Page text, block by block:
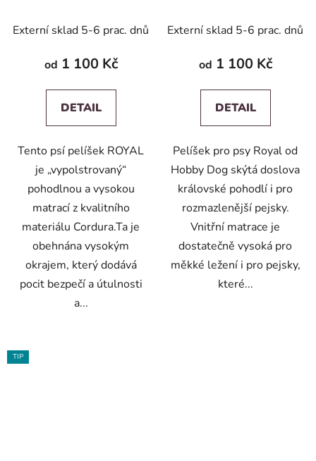
Externí sklad 5-6 prac. dnů
od 1 100 Kč
DETAIL
Tento psí pelíšek ROYAL
je „vypolstrovaný“
pohodlnou a vysokou
matrací z kvalitního
materiálu Cordura.Ta je
obehnána vysokým
okrajem, který dodává
pocit bezpečí a útulnosti
a...
Externí sklad 5-6 prac. dnů
od 1 100 Kč
DETAIL
Pelíšek pro psy Royal od
Hobby Dog skýtá doslova
královské pohodlí i pro
rozmazlenější pejsky.
Vnitřní matrace je
dostatečně vysoká pro
měkké ležení i pro pejsky,
které...
TIP